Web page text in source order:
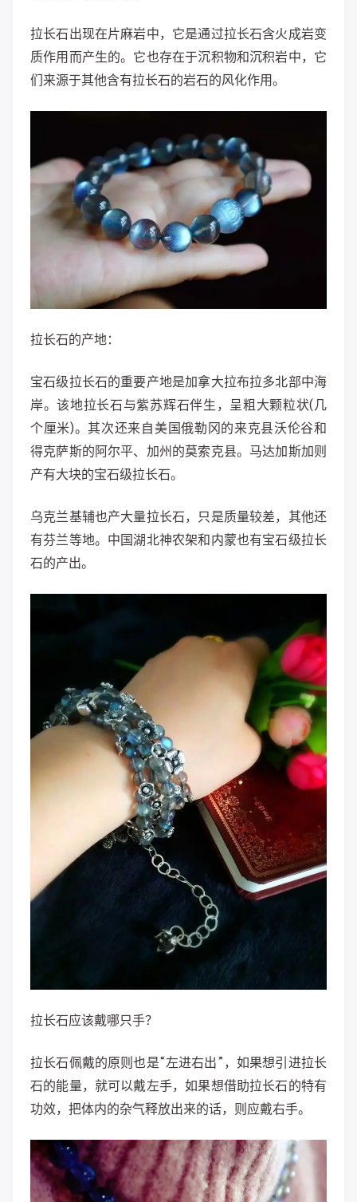
拉长石出现在片麻岩中，它是通过拉长石含火成岩变
质作用而产生的。它也存在于沉积物和沉积岩中，它
们来源于其他含有拉长石的岩石的风化作用。
拉长石的产地：
宝石级拉长石的重要产地是加拿大拉布拉多北部中海
岸。该地拉长石与紫苏辉石伴生，呈粗大颗粒状(几
个厘米)。其次还来自美国俄勒冈的来克县沃伦谷和
得克萨斯的阿尔平、加州的莫索克县。马达加斯加则
产有大块的宝石级拉长石。
乌克兰基辅也产大量拉长石，只是质量较差，其他还
有芬兰等地。中国湖北神农架和内蒙也有宝石级拉长
石的产出。
拉长石应该戴哪只手？
拉长石佩戴的原则也是“左进右出”，如果想引进拉长
石的能量，就可以戴左手，如果想借助拉长石的特有
功效，把体内的杂气释放出来的话，则应戴右手。